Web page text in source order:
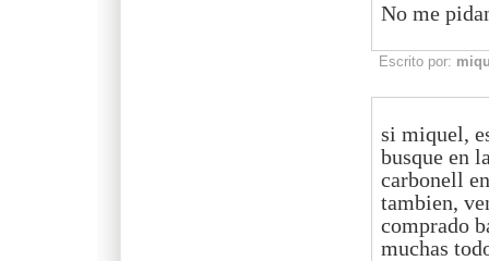
No me
Escrito por:
si miquel,
busque en
carbonell
tambien,
comprado
muchas